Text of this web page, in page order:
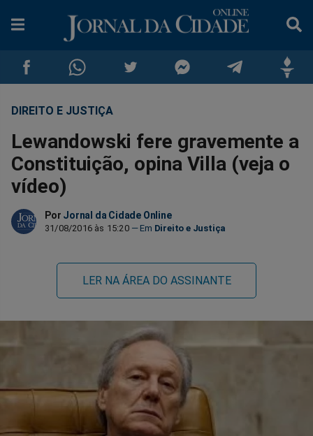
Compartilhar
no
Facebook
Compartilhar
no
Whatsapp
Compartilhar
no
no
no
no
DIREITO E JUSTIÇA
Lewandowski fere gravemente a
Constituição, opina Villa (veja o
vídeo)
Por Jornal da Cidade Online
31/08/2016 às 15:20 Direito e Justiça
LER NA ÁREA DO ASSINANTE